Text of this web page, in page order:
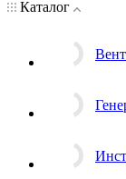
Каталог